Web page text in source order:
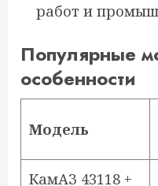
работ и
Популярные
особенности
Модель
КамАЗ 43118 +